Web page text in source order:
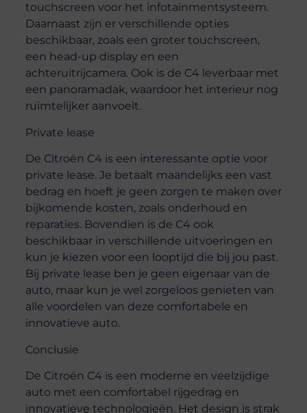
touchscreen voor het infotainmentsysteem.
Daarnaast zijn er verschillende opties
beschikbaar, zoals een groter touchscreen,
een head-up display en een
achteruitrijcamera. Ook is de C4 leverbaar met
een panoramadak, waardoor het interieur nog
ruimtelijker aanvoelt.
Private lease
De Citroën C4 is een interessante optie voor
private lease. Je betaalt maandelijks een vast
bedrag en hoeft je geen zorgen te maken over
bijkomende kosten, zoals onderhoud en
reparaties. Bovendien is de C4 ook
beschikbaar in verschillende uitvoeringen en
kun je kiezen voor een looptijd die bij jou past.
Bij private lease ben je geen eigenaar van de
auto, maar kun je wel zorgeloos genieten van
alle voordelen van deze comfortabele en
innovatieve auto.
Conclusie
De Citroën C4 is een moderne en veelzijdige
auto met een comfortabel rijgedrag en
innovatieve technologieën. Het design is strak